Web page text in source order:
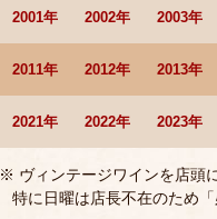
2001年 2002年 2003年
2011年 2012年 2013年
2021年 2022年 2023年
※ ヴィンテージワインを店頭
特に日曜は店長不在のため「